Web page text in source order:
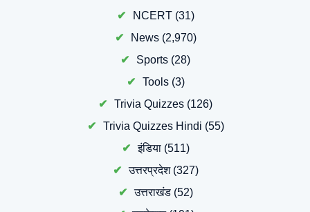
NCERT(31)
News(2,970)
Sports (28)
Tools(3)
Trivia Quizzes (126)
Trivia Quizzes Hindi (55)
इंडिया(511)
उत्तरप्रदेश(327)
उत्तराखंड(52)